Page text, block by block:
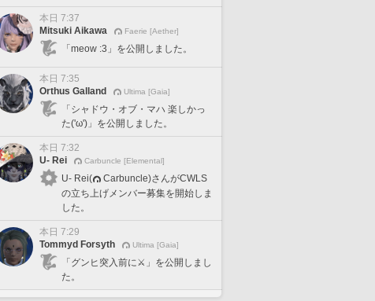
本日 7:37
Mitsuki Aikawa
Faerie [Aether]
「meow :3」を公開しました。
本日 7:35
Orthus Galland
Ultima [Gaia]
「シャドウ・オブ・マハ 楽しかっ
た('ω')」を公開しました。
本日 7:32
U- Rei
Carbuncle [Elemental]
U- Rei(
Carbuncle)さんがCWLS
の立ち上げメンバー募集を開始しま
した。
本日 7:29
Tommyd Forsyth
Ultima [Gaia]
「グンヒ突入前に⚔️」を公開しまし
た。